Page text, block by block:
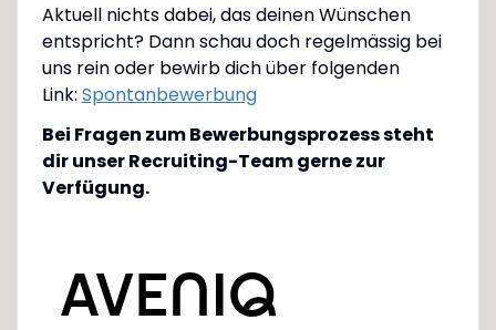
Aktuell nichts dabei, das deinen Wünschen
entspricht? Dann schau doch regelmässig bei
uns rein oder bewirb dich über folgenden
Link: Spontanbewerbung
Bei Fragen zum Bewerbungsprozess steht
dir unser Recruiting-Team gerne zur
Verfügung.